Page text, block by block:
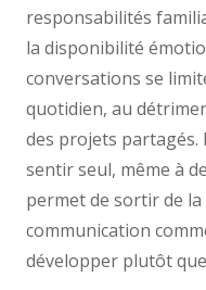
responsabilités
la disponibilité
conversations se
quotidien, au
des projets partagés.
sentir seul, même à
permet de sortir de
communication
développer plutôt